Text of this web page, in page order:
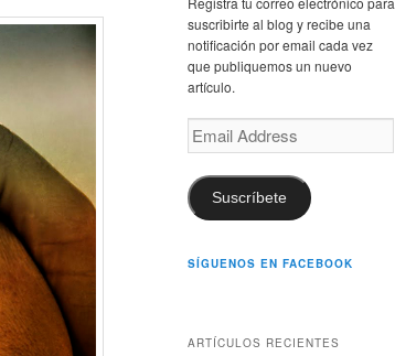
suscribirte al blog y recibe una
notificación por email cada vez
que publiquemos un nuevo
artículo.
Email
Address
Suscríbete
SÍGUENOS EN FACEBOOK
ARTÍCULOS RECIENTES